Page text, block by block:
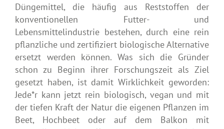
Düngemittel, die häufig aus Reststoffen der
konventionellen Futter- und
Lebensmittelindustrie bestehen, durch eine rein
pflanzliche und zertifiziert biologische Alternative
ersetzt werden können. Was sich die Gründer
schon zu Beginn ihrer Forschungszeit als Ziel
gesetzt haben, ist damit Wirklichkeit geworden:
Jede*r kann jetzt rein biologisch, vegan und mit
der tiefen Kraft der Natur die eigenen Pflanzen im
Beet, Hochbeet oder auf dem Balkon mit